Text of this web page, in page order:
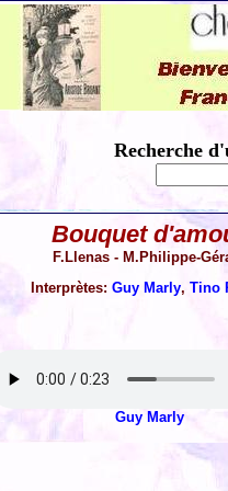
Recherche
Bouquet
F.Llenas - M.Philippe-
Interprètes: Guy Marly, Tino
Guy Marly